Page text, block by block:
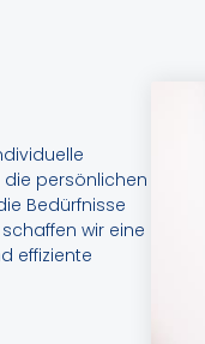
die persönlichen
Bedürfnisse
wir eine
effiziente